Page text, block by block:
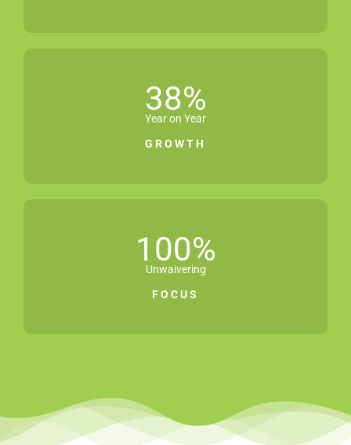
38%
Year on Year
GROWTH
100%
Unwaivering
FOCUS